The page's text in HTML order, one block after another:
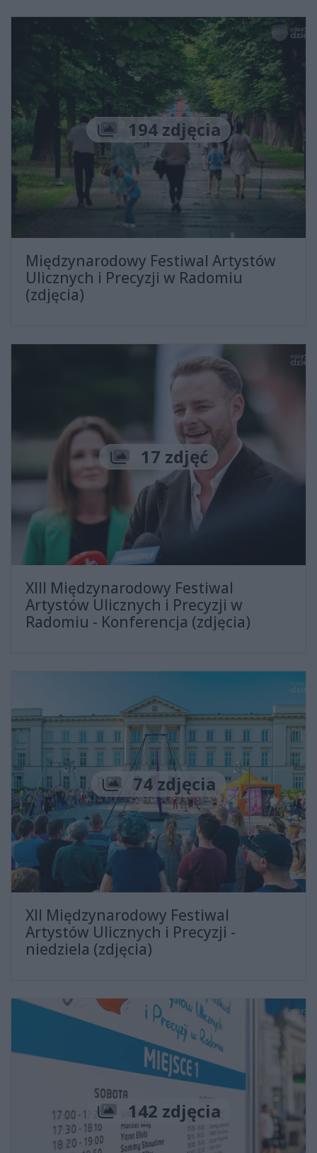
Liczba zdjęć
194 zdjęcia
Międzynarodowy Festiwal Artystów
Ulicznych i Precyzji w Radomiu
(zdjęcia)
Liczba zdjęć
17 zdjęć
XIII Międzynarodowy Festiwal
Artystów Ulicznych i Precyzji w
Radomiu - Konferencja (zdjęcia)
Liczba zdjęć
74 zdjęcia
XII Międzynarodowy Festiwal
Artystów Ulicznych i Precyzji -
niedziela (zdjęcia)
Liczba zdjęć
142 zdjęcia